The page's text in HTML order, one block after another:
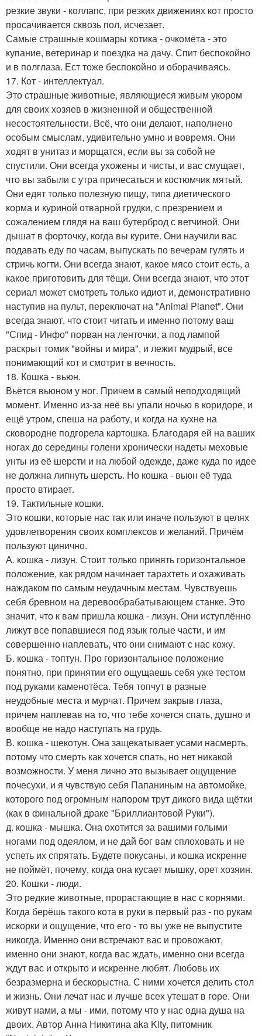
резкие звуки - коллапс, при резких движениях кот просто
просачивается сквозь пол, исчезает.
Самые страшные кошмары котика - очкомёта - это
купание, ветеринар и поездка на дачу. Спит беспокойно
и в полглаза. Ест тоже беспокойно и оборачиваясь.
17. Кот - интеллектуал.
Это страшные животные, являющиеся живым укором
для своих хозяев в жизненной и общественной
несостоятельности. Всё, что они делают, наполнено
особым смыслам, удивительно умно и вовремя. Они
ходят в унитаз и морщатся, если вы за собой не
спустили. Они всегда ухожены и чисты, и вас смущает,
что вы забыли с утра причесаться и костюмчик мятый.
Они едят только полезную пищу, типа диетического
корма и куриной отварной грудки, с презрением и
сожалением глядя на ваш бутерброд с ветчиной. Они
дышат в форточку, когда вы курите. Они научили вас
подавать еду по часам, выпускать по вечерам гулять и
стричь когти. Они всегда знают, какое мясо стоит есть, а
какое приготовить для тёщи. Они всегда знают, что этот
сериал может смотреть только идиот и, демонстративно
наступив на пульт, переключат на "Animal Planet". Они
всегда знают, что стоит читать и именно потому ваш
"Спид - Инфо" порван на ленточки, а под лампой
раскрыт томик "войны и мира", и лежит мудрый, все
понимающий кот и смотрит в вечность.
18. Кошка - вьюн.
Вьётся вьюном у ног. Причем в самый неподходящий
момент. Именно из-за неё вы упали ночью в коридоре, и
ещё утром, спеша на работу, и когда на кухне на
сковородне подгорела картошка. Благодаря ей на ваших
ногах до середины голени хронически надеты меховые
унты из её шерсти и на любой одежде, даже куда по идее
не должна липнуть шерсть. Но кошка - вьюн её туда
просто втирает.
19. Тактильные кошки.
Это кошки, которые нас так или иначе пользуют в целях
удовлетворения своих комплексов и желаний. Причём
пользуют цинично.
А. кошка - лизун. Стоит только принять горизонтальное
положение, как рядом начинает тарахтеть и охаживать
наждаком по самым неудачным местам. Чувствуешь
себя бревном на деревообрабатывающем станке. Это
значит, что к вам пришла кошка - лизун. Они иступлённо
лижут все попавшиеся под язык голые части, и им
совершенно наплевать, что они снимают с нас кожу.
Б. кошка - топтун. Про горизонтальное положение
понятно, при принятии его ощущаешь себя уже тестом
под руками каменотёса. Тебя топчут в разные
неудобные места и мурчат. Причем закрыв глаза,
причем наплевав на то, что тебе хочется спать, душно и
вообще не надо наступать на грудь.
В. кошка - шекотун. Она защекатывает усами насмерть,
потому что смерть как хочется спать, но нет никакой
возможности. У меня лично это вызывает ощущение
почесухи, и я чувствую себя Папаниным на автомойке,
которого под огромным напором трут дикого вида щётки
(как в финальной драке "Бриллиантовой Руки").
д. кошка - мышка. Она охотится за вашими голыми
ногами под одеялом, и не дай бог вам сплоховать и не
успеть их спрятать. Будете покусаны, и кошка искренне
не поймёт, почему, когда она кусает мышку, орет хозяин.
20. Кошки - люди.
Это редкие животные, прорастающие в нас с корнями.
Когда берёшь такого кота в руки в первый раз - по рукам
искорки и ощущение, что его - то вы уже не выпустите
никогда. Именно они встречают вас и провожают,
именно они знают, когда вас ждать, именно они всегда
ждут вас и открыто и искренне любят. Любовь их
безразмерна и бескорыстна. С ними хочется делить стол
и жизнь. Они лечат нас и лучше всех утешат в горе. Они
живут нами, а мы - ими, потому что у нас одна душа на
двоих. Автор Анна Никитина aka Kity, питомник